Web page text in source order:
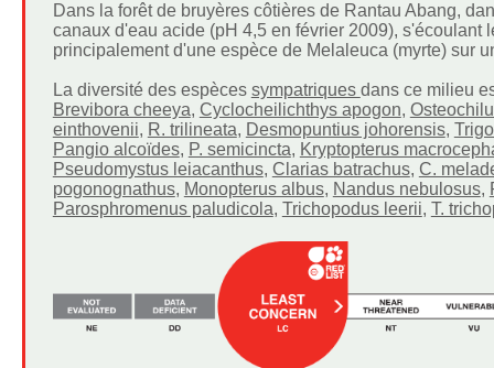
Dans la forêt de bruyères côtières de Rantau Abang,
canaux d'eau acide (pH 4,5 en février 2009),
principalement d'une espèce de Melaleuca (myrte) sur
La diversité des espèces sympatriques dans ce milieu
Brevibora cheeya, Cyclocheilichthys apogon,
einthovenii, R. trilineata, Desmopuntius johorensis,
Pangio alcoïdes, P. semicincta, Kryptopterus
Pseudomystus leiacanthus, Clarias batrachus, C.
pogonognathus, Monopterus albus, Nandus nebulosus,
Parosphromenus paludicola, Trichopodus leerii, T.